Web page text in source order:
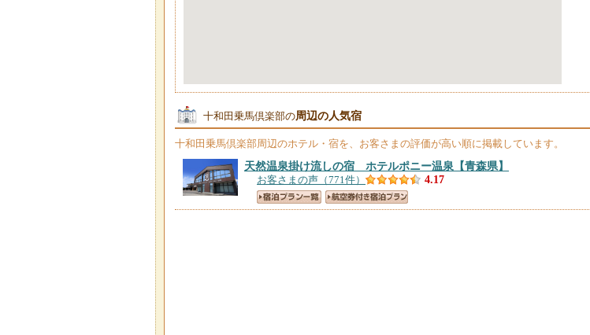
十和田乗馬倶楽部の周辺の人気宿
十和田乗馬倶楽部周辺のホテル・宿を、お客さまの評価が高い順に掲載しています。
天然温泉掛け流しの宿 ホテルポニー温泉 【青森県】
お客さまの声（771件） 4.17